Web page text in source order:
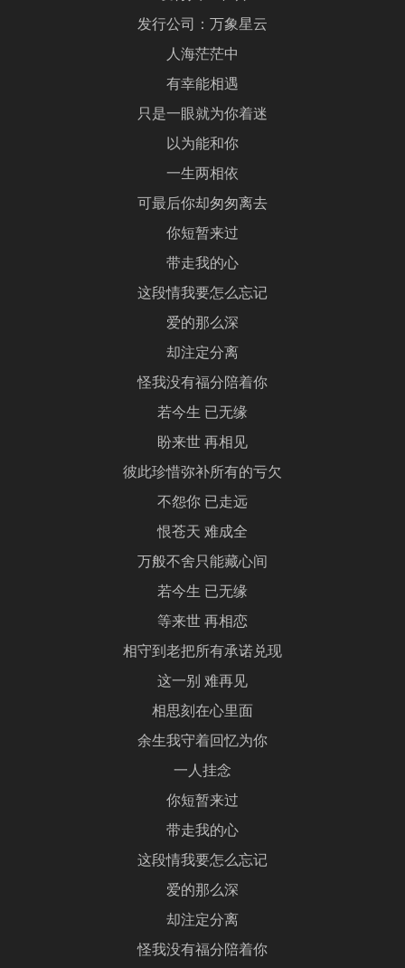
发行公司：万象星云
人海茫茫中
有幸能相遇
只是一眼就为你着迷
以为能和你
一生两相依
可最后你却匆匆离去
你短暂来过
带走我的心
这段情我要怎么忘记
爱的那么深
却注定分离
怪我没有福分陪着你
若今生 已无缘
盼来世 再相见
彼此珍惜弥补所有的亏欠
不怨你 已走远
恨苍天 难成全
万般不舍只能藏心间
若今生 已无缘
等来世 再相恋
相守到老把所有承诺兑现
这一别 难再见
相思刻在心里面
余生我守着回忆为你
一人挂念
你短暂来过
带走我的心
这段情我要怎么忘记
爱的那么深
却注定分离
怪我没有福分陪着你